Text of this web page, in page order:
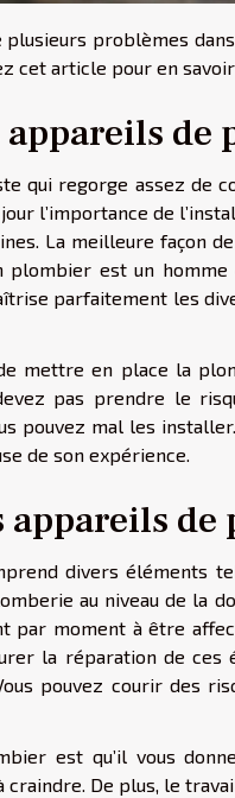
problèmes
cet article pour en
de
qui regorge assez de
l’importance de
La meilleure façon
plombier est un
parfaitement les
mettre en place la
pas prendre le
pouvez mal les
de son expérience.
de
divers éléments
au niveau de la
par moment à être
la réparation de
pouvez courir des
est qu’il vous
craindre. De plus, le